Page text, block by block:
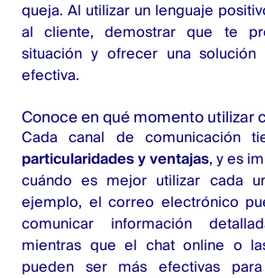
queja. Al utilizar un lenguaje
al cliente, demostrar que te
situación y ofrecer una
efectiva.
Conoce en qué momento utilizar
Cada canal de comunicación
particularidades y ventajas, y es
cuándo es mejor utilizar cada
ejemplo, el correo electrónico
comunicar información
mientras que el chat online o
pueden ser más efectivas